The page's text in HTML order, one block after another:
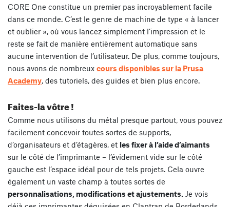
CORE One constitue un premier pas incroyablement facile
dans ce monde. C’est le genre de machine de type « à lancer
et oublier », où vous lancez simplement l’impression et le
reste se fait de manière entièrement automatique sans
aucune intervention de l’utilisateur. De plus, comme toujours,
nous avons de nombreux cours disponibles sur la Prusa
Academy, des tutoriels, des guides et bien plus encore.
Faites-la vôtre !
Comme nous utilisons du métal presque partout, vous pouvez
facilement concevoir toutes sortes de supports,
d’organisateurs et d’étagères, et les fixer à l’aide d’aimants
sur le côté de l’imprimante – l’évidement vide sur le côté
gauche est l’espace idéal pour de tels projets. Cela ouvre
également un vaste champ à toutes sortes de
personnalisations, modifications et ajustements. Je vois